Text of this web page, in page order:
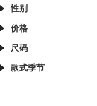
性别
价格
尺码
款式季节